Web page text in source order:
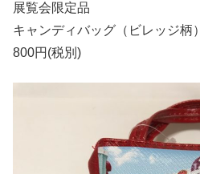
展覧会限定品
キャンディバッグ（ビレッジ柄）
800円(税別)